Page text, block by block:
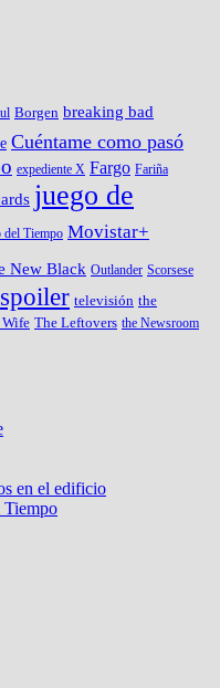
Borgen breaking bad
Cuéntame como pasó
expediente X Fargo Fariña
juego de
Tiempo Movistar+
New Black Outlander Scorsese
spoiler televisión the
Wife The Leftovers the Newsroom
en el edificio
Tiempo